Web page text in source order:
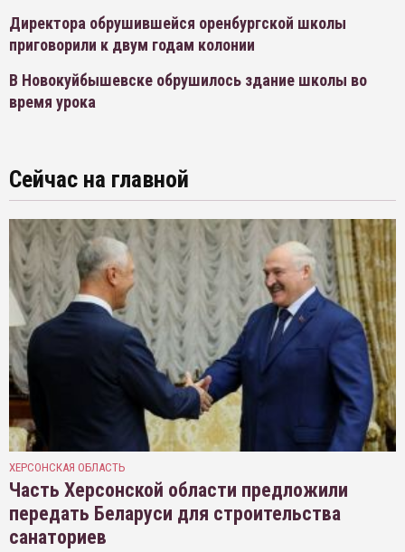
Директора обрушившейся оренбургской школы
приговорили к двум годам колонии
В Новокуйбышевске обрушилось здание школы во
время урока
Сейчас на главной
ХЕРСОНСКАЯ ОБЛАСТЬ
Часть Херсонской области предложили
передать Беларуси для строительства
санаториев